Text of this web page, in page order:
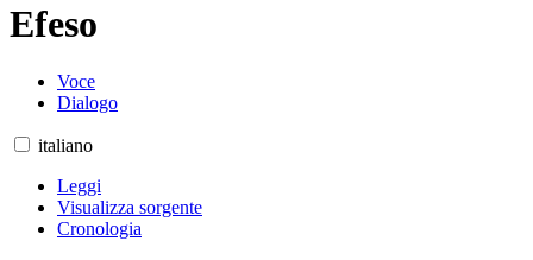
Efeso
Voce
Dialogo
italiano
Leggi
Visualizza sorgente
Cronologia